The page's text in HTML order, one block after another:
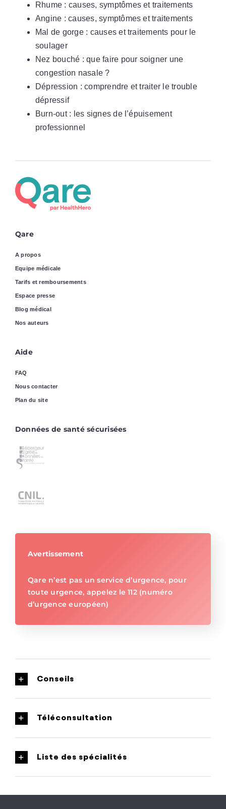
Rhume : causes, symptômes et traitements
Angine : causes, symptômes et traitements
Mal de gorge : causes et traitements pour le
soulager
Nez bouché : que faire pour soigner une
congestion nasale ?
Dépression : comprendre et traiter le trouble
dépressif
Burn-out : les signes de l’épuisement
professionnel
Qare
A propos
Equipe médicale
Tarifs et remboursements
Espace presse
Blog médical
Nos auteurs
Aide
FAQ
Nous contacter
Plan du site
Données de santé sécurisées
Avertissement
Qare n’est pas un service d’urgence, pour
toute urgence, appelez le 112 (numéro
d’urgence européen)
Conseils
Téléconsultation
Liste des spécialités